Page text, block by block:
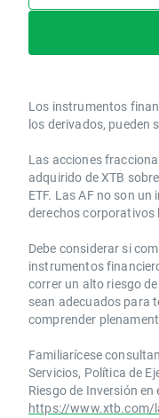
Los instrumentos
los derivados, pueden
Las acciones
adquirido de XTB
ETF. Las AF no son
derechos corporativos
Debe considerar si
instrumentos
correr un alto riesgo
sean adecuados para
comprender
Familiarícese
Servicios, Política de
Riesgo de Inversión en
https://www.xtb.com/